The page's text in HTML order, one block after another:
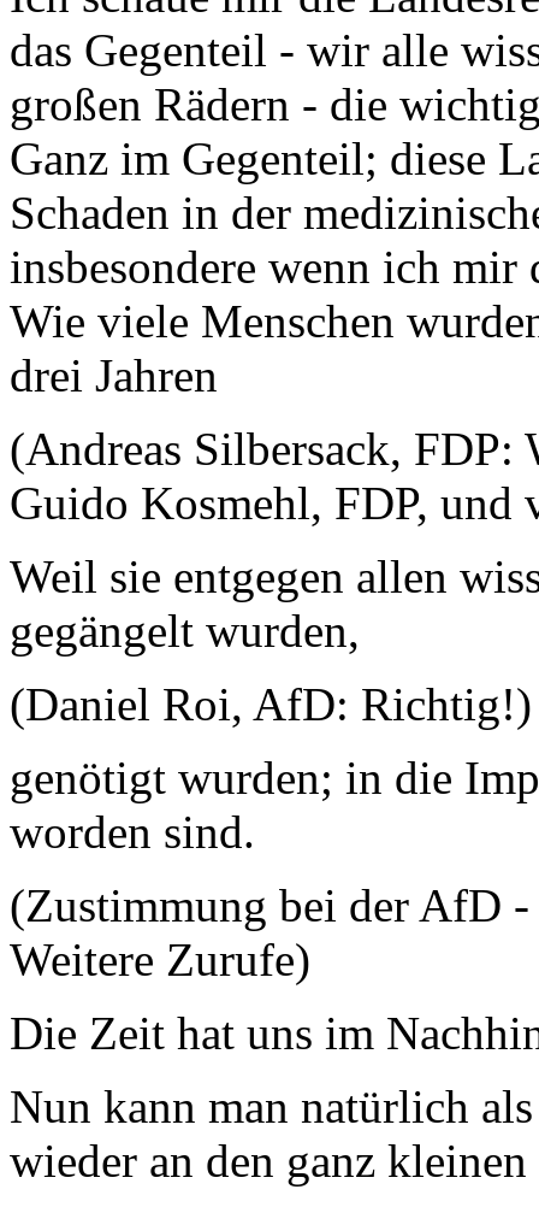
das Gegenteil - wir alle
großen Rädern - die
Ganz im Gegenteil; diese
Schaden in der
insbesondere wenn ich mir
Wie viele Menschen
drei Jahren
(Andreas Silbersack, FDP:
Guido Kosmehl, FDP,
Weil sie entgegen allen
gegängelt wurden,
(Daniel Roi, AfD: Richtig!)
genötigt wurden; in die
worden sind.
(Zustimmung bei der AfD
Weitere Zurufe)
Die Zeit hat uns im
Nun kann man natürlich
wieder an den ganz